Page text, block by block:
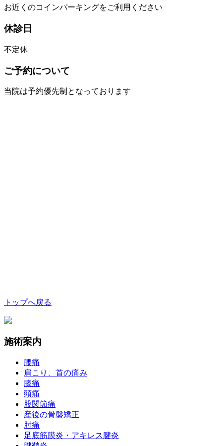
お近くのコインパーキングをご利用ください
休診日
不定休
ご予約について
当院は予約優先制となっております
トップへ戻る
施術案内
腰痛
肩こり、首の痛み
膝痛
頭痛
股関節痛
産後の骨盤矯正
肘痛
足底筋膜炎・アキレス腱炎